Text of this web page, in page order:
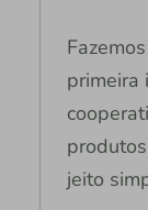
primeira
jeito